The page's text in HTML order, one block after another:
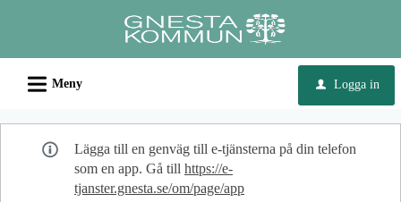
e-
tjänster
Gnesta
kommun
L Meny u Logga in
Lägga till en genväg till e-tjänsterna på din telefon
som en app. Gå till https://e-
tjanster.gnesta.se/om/page/app